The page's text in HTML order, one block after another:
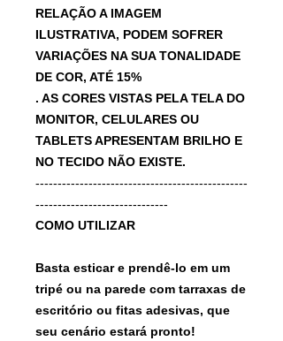
RELAÇÃO A IMAGEM
ILUSTRATIVA, PODEM SOFRER
VARIAÇÕES NA SUA TONALIDADE
DE COR, ATÉ 15%
. AS CORES VISTAS PELA TELA DO
MONITOR, CELULARES OU
TABLETS APRESENTAM BRILHO E
NO TECIDO NÃO EXISTE.
------------------------------------------------
------------------------------
COMO UTILIZAR
Basta esticar e prendê-lo em um
tripé ou na parede com tarraxas de
escritório ou fitas adesivas, que
seu cenário estará pronto!